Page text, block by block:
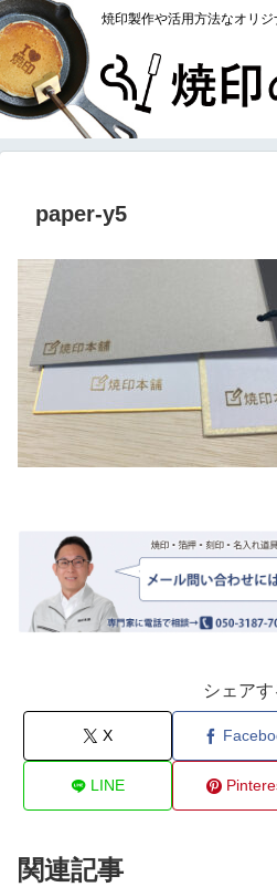
焼印製作や活用方法なオリ
paper-y5
シェアす
X
LINE
関連記事